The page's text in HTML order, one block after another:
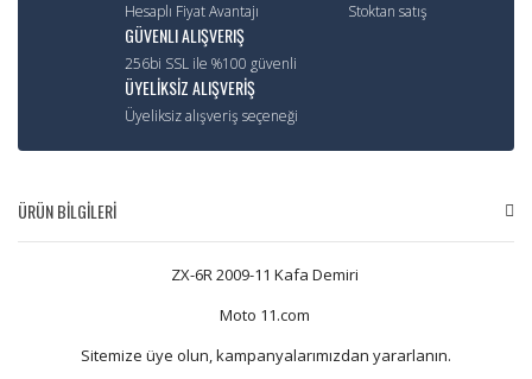
Hesaplı Fiyat Avantajı Stoktan satış
GÜVENLI ALIŞVERIŞ
256bi SSL ile %100 güvenli
ÜYELİKSİZ ALIŞVERİŞ
Üyeliksiz alışveriş seçeneği
ÜRÜN BİLGİLERİ
ZX-6R 2009-11 Kafa Demiri
Moto 11.com
Sitemize üye olun, kampanyalarımızdan yararlanın.